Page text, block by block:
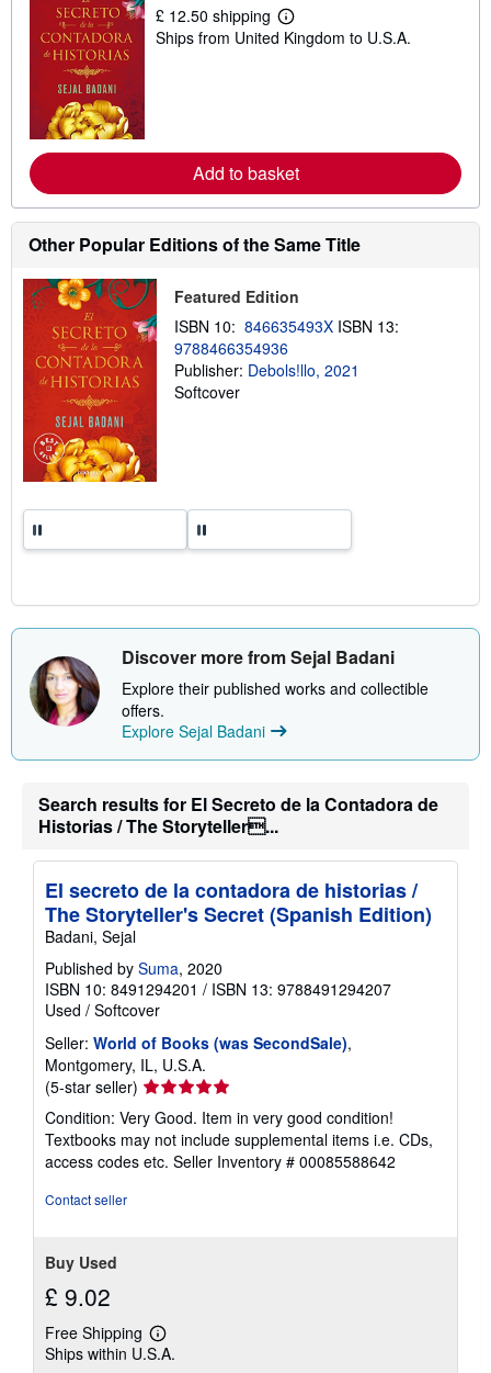
i
n
£ 12.50 shipping
L
e
e
a
o
u
t
s
p
p
i
n
g
Ships from United Kingdom to U.S.A.
Add to basket
Other Popular Editions of the Same Title
Featured Edition
ISBN 10: 846635493X ISBN 13:
9788466354936
Publisher: Debols!llo, 2021
Softcover
Discover more from Sejal Badani
Explore their published works and collectible
offers.
Explore Sejal Badani
Search results for El Secreto de la Contadora de
Historias / The Storyteller...
El secreto de la contadora de historias /
The Storyteller's Secret (Spanish Edition)
Badani, Sejal
Published by Suma, 2020
ISBN 10: 8491294201 / ISBN 13: 9788491294207
Used / Softcover
Seller: World of Books (was SecondSale),
Montgomery, IL, U.S.A.
(5-star seller) Seller
rating
5
out
of
Condition: Very Good. Item in very good condition!
Textbooks may not include supplemental items i.e. CDs,
access codes etc. Seller Inventory # 00085588642
Contact seller
Buy Used
£ 9.02
Free Shipping
Learn
more
Ships within U.S.A.